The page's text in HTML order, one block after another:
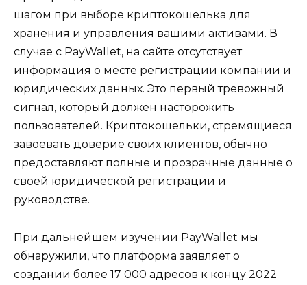
шагом при выборе криптокошелька для
хранения и управления вашими активами. В
случае с PayWallet, на сайте отсутствует
информация о месте регистрации компании и
юридических данных. Это первый тревожный
сигнал, который должен насторожить
пользователей. Криптокошельки, стремящиеся
завоевать доверие своих клиентов, обычно
предоставляют полные и прозрачные данные о
своей юридической регистрации и
руководстве.
При дальнейшем изучении PayWallet мы
обнаружили, что платформа заявляет о
создании более 17 000 адресов к концу 2022